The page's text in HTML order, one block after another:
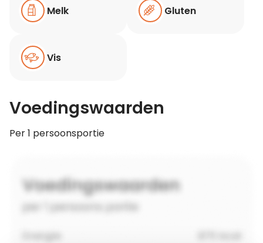
Melk Gluten
Vis
Voedingswaarden
Per 1 persoonsportie